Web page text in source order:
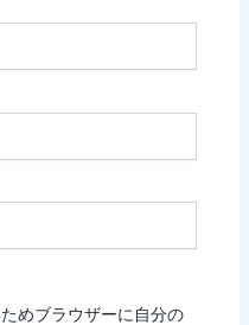
めブラウザーに自分の